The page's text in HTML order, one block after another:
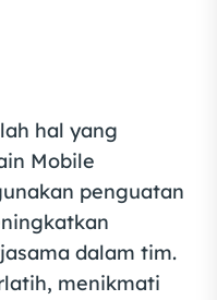
hal yang
Mobile
penguatan
dalam tim.
menikmati